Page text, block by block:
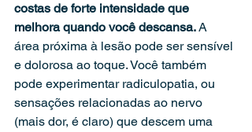
costas de forte intensidade que
melhora quando você descansa. A
área próxima à lesão pode ser sensível
e dolorosa ao toque. Você também
pode experimentar radiculopatia, ou
sensações relacionadas ao nervo
(mais dor, é claro) que descem uma